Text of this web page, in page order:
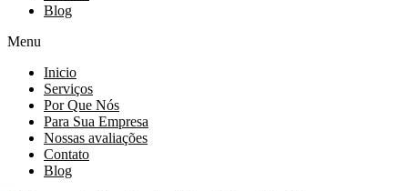
Blog
Menu
Inicio
Serviços
Por Que Nós
Para Sua Empresa
Nossas avaliações
Contato
Blog